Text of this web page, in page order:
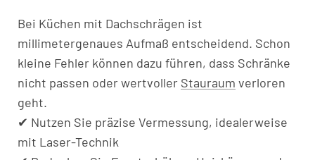
Bei Küchen mit Dachschrägen ist
millimetergenaues Aufmaß entscheidend. Schon
kleine Fehler können dazu führen, dass Schränke
nicht passen oder wertvoller Stauraum verloren
geht.
✔ Nutzen Sie präzise Vermessung, idealerweise
mit Laser-Technik